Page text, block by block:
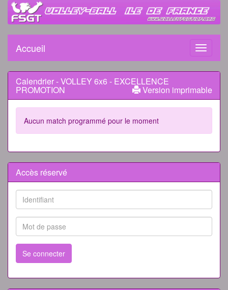
Toggle
Accueil
Calendrier - VOLLEY 6x6 - EXCELLENCE
PROMOTION Version imprimable
Aucun match programmé pour le moment
Accès réservé
Se connecter